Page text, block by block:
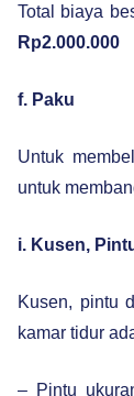
Total biaya
Rp2.000.000
f. Paku
Untuk
untuk
i. Kusen,
Kusen, pintu
kamar tidur
– Pintu